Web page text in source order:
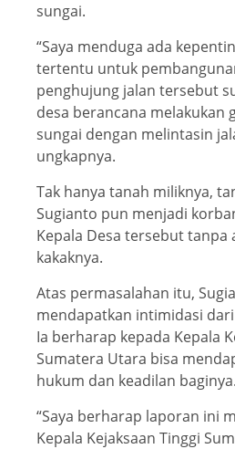
sungai.
“Saya menduga ada
tertentu untuk
penghujung jalan tersebut
desa berancana melakukan
sungai dengan melintasin
ungkapnya.
Tak hanya tanah miliknya,
Sugianto pun menjadi
Kepala Desa tersebut tanpa
kakaknya.
Atas permasalahan itu,
mendapatkan intimidasi
Ia berharap kepada Kepala
Sumatera Utara bisa
hukum dan keadilan baginya.
“Saya berharap laporan ini
Kepala Kejaksaan Tinggi